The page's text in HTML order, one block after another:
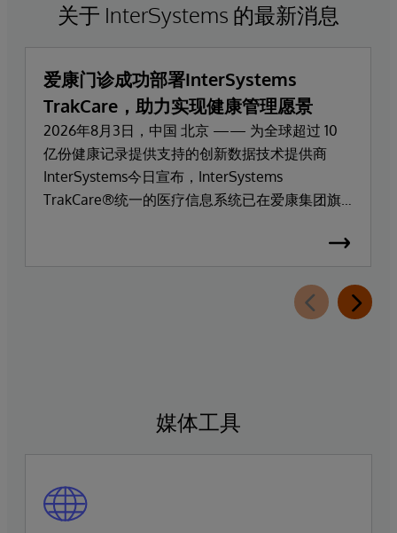
关于 InterSystems 的最新消息
爱康门诊成功部署InterSystems
TrakCare，助力实现健康管理愿景
2026年8月3日，中国 北京 —— 为全球超过 10
亿份健康记录提供支持的创新数据技术提供商
InterSystems今日宣布，InterSystems
TrakCare®统一的医疗信息系统已在爱康集团旗
媒体工具